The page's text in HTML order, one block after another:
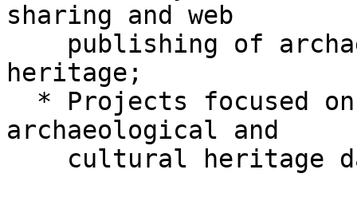
sharing and web
heritage;
archaeological and